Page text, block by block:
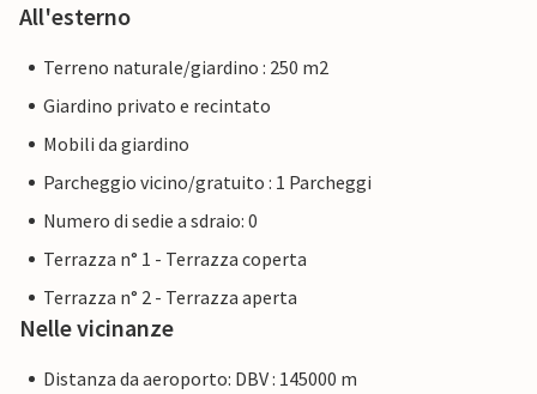
All'esterno
Terreno naturale/giardino : 250 m2
Giardino privato e recintato
Mobili da giardino
Parcheggio vicino/gratuito : 1 Parcheggi
Numero di sedie a sdraio: 0
Terrazza n° 1 - Terrazza coperta
Terrazza n° 2 - Terrazza aperta
Nelle vicinanze
Distanza da aeroporto: DBV : 145000 m